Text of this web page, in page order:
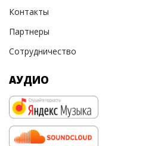
Контакты
Партнеры
Сотрудничество
АУДИО